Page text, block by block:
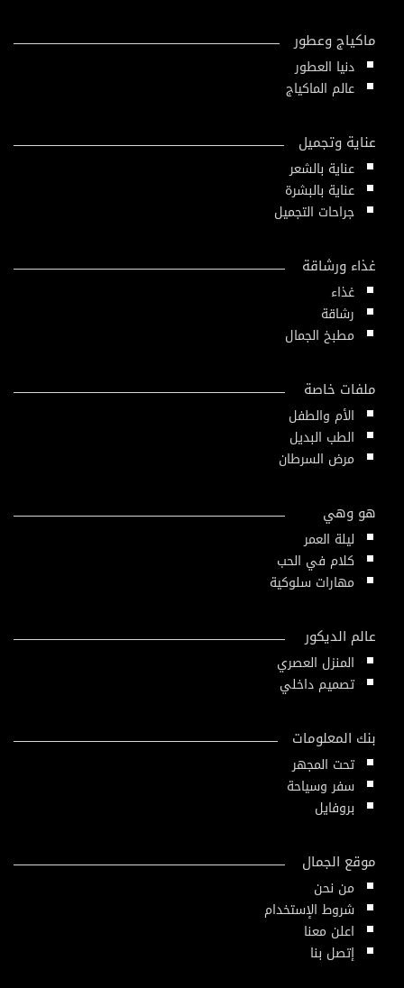
ماكياج وعطور
دنيا العطور
عالم الماكياج
عناية وتجميل
عناية بالشعر
عناية بالبشرة
جراحات التجميل
غذاء ورشاقة
غذاء
رشاقة
مطبخ الجمال
ملفات خاصة
الأم والطفل
الطب البديل
مرض السرطان
هو وهي
ليلة العمر
كلام في الحب
مهارات سلوكية
عالم الديكور
المنزل العصري
تصميم داخلي
بنك المعلومات
تحت المجهر
سفر وسياحة
بروفايل
موقع الجمال
من نحن
شروط الإستخدام
اعلن معنا
إتصل بنا